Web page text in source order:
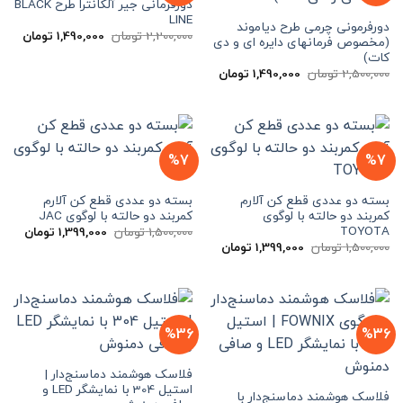
دورفرمونی چرمی طرح دیاموند
(مخصوص فرمانهای دایره ای و دی
کات)
2,500,000تومان قیمت
اصلی
1,490,000 تومانقیمت
فعلی
LINE
2,200,000تومان قیمت
اصلی
1,490,000 تومان
%7
بسته دو عددی قطع کن آلارم
کمربند دو حالته با لوگوی
TOYOTA
1,500,000تومان قیمت
اصلی
1,399,000 تومانقیمت
فعلی
%7
بسته دو عددی قطع کن آلارم
کمربند دو حالته با لوگوی JAC
1,500,000تومان قیمت
اصلی
1,399,000 تومان
فعلی
%36
فلاسک هوشمند دماسنج‌دار با
%36
فلاسک هوشمند دماسنج‌دار |
استیل 304 با نمایشگر LED و